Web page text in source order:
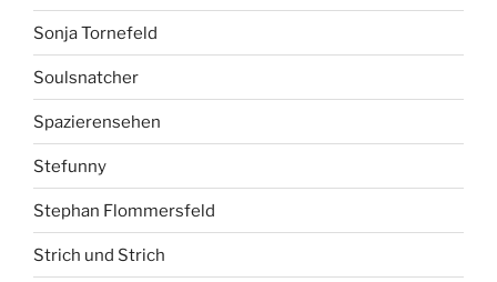
Sonja Tornefeld
Soulsnatcher
Spazierensehen
Stefunny
Stephan Flommersfeld
Strich und Strich